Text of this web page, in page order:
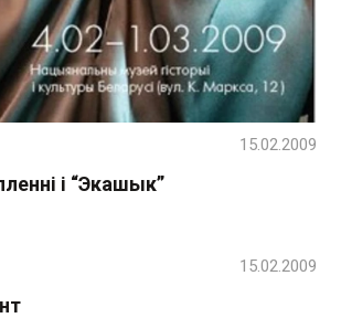
і “Экашык”
15.02.2009
15.02.2009